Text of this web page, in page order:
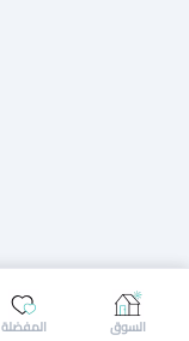
إرسال رسالة
المفضلة السوق